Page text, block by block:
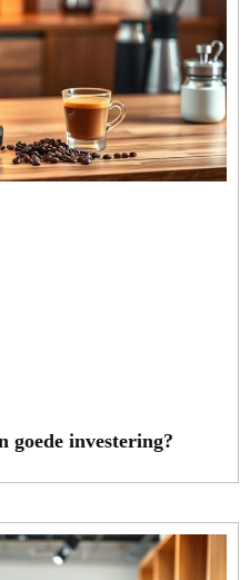
goede investering?